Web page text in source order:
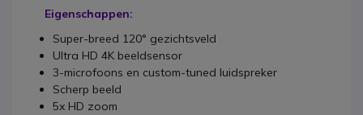
Eigenschappen:
Super-breed 120° gezichtsveld
Ultra HD 4K beeldsensor
3-microfoons en custom-tuned luidspreker
Scherp beeld
5x HD zoom